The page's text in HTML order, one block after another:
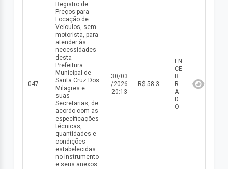
047/2024
Registro de
Preços para
Locação de
Veículos, sem
motorista, para
atender às
necessidades
desta
Prefeitura
Municipal de
Santa Cruz Dos
Milagres e
suas
Secretarias, de
acordo com as
especificações
técnicas,
quantidades e
condições
estabelecidas
no instrumento
e seus anexos.
30/03
/2026
20:13
R$ 58.380,00(valor inicial) R$ 58.380,00(valor atualizado)
EN
CE
R
R
A
D
O